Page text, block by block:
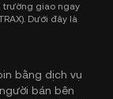
trường giao ngay
Dưới đây là
bằng dịch vụ
bán bên